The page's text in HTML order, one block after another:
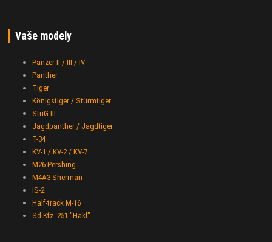
Vaše modely
Panzer II / III / IV
Panther
Tiger
Königstiger / Stürmtiger
StuG III
Jagdpanther / Jagdtiger
T-34
KV-1 / KV-2 / KV-7
M26 Pershing
M4A3 Sherman
IS-2
Half-track M-16
Sd.Kfz. 251 "Hakl"